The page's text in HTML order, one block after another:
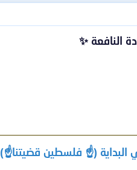
النافعة ✨
البداية (☝️ فلسطين قضيتنا☝️)